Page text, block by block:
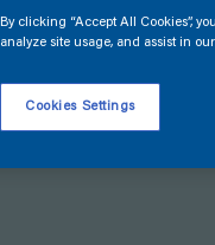
By clicking “Accept All Cookies”,
analyze site usage, and assist in
Cookies Settings